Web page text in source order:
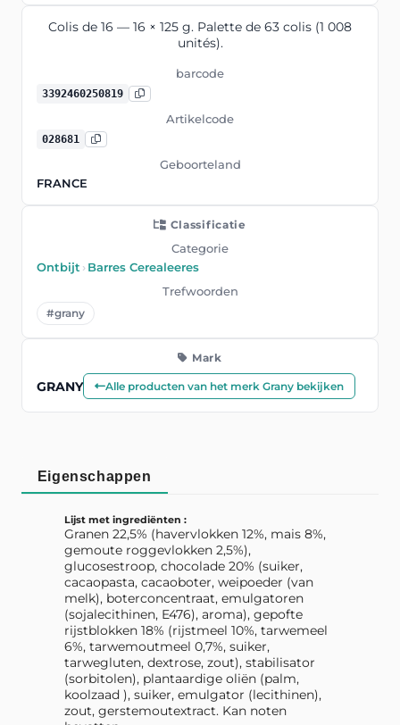
Colis de 16 — 16 × 125 g. Palette de 63 colis (1 008
unités).
barcode
3392460250819
Artikelcode
028681
Geboorteland
FRANCE
Classificatie
Categorie
Ontbijt ›Barres Cerealeeres
Trefwoorden
#grany
Mark
GRANY Alle producten van het merk Grany bekijken
Eigenschappen
Lijst met ingrediënten :
Granen 22,5% (havervlokken 12%, mais 8%,
gemoute roggevlokken 2,5%),
glucosestroop, chocolade 20% (suiker,
cacaopasta, cacaoboter, weipoeder (van
melk), boterconcentraat, emulgatoren
(sojalecithinen, E476), aroma), gepofte
rijstblokken 18% (rijstmeel 10%, tarwemeel
6%, tarwemoutmeel 0,7%, suiker,
tarwegluten, dextrose, zout), stabilisator
(sorbitolen), plantaardige oliën (palm,
koolzaad ), suiker, emulgator (lecithinen),
zout, gerstemoutextract. Kan noten